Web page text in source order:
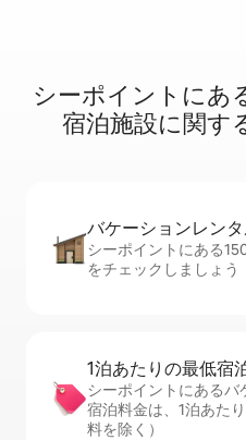
シーポイントに⁠あ⁠
宿⁠泊⁠施⁠設⁠に関⁠す⁠
バケーションレ⁠ン⁠
シーポイントにある
をチェックしましょう
1泊あたりの最⁠低⁠宿⁠
シーポイントにある
宿泊料金は、1泊あた
料を除く）